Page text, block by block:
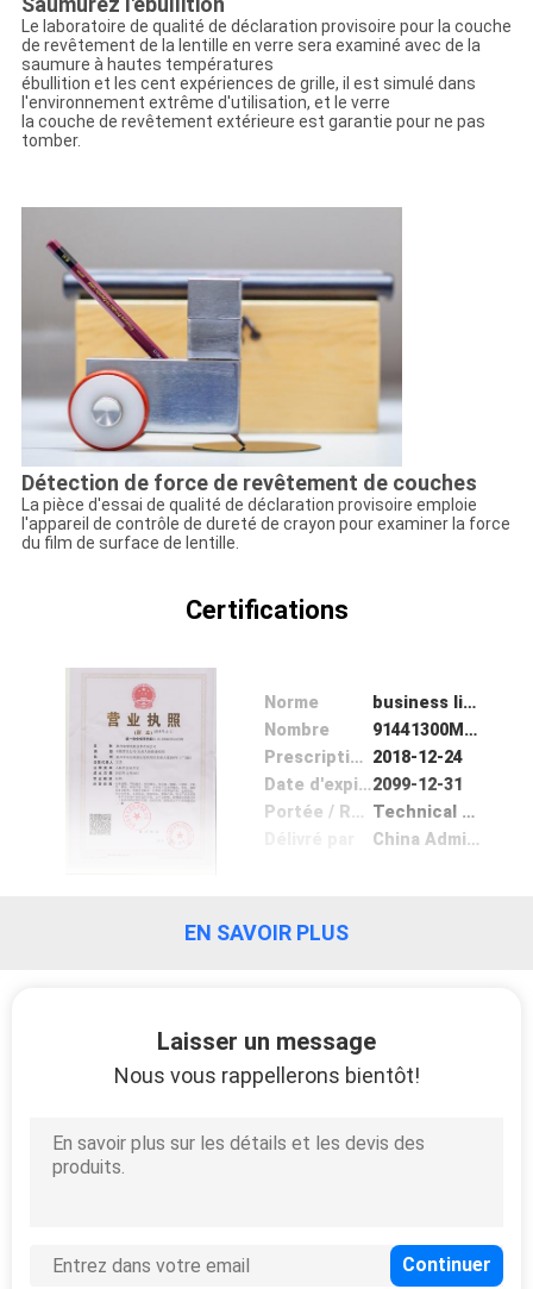
Le laboratoire de qualité de déclaration provisoire pour la couche
de revêtement de la lentille en verre sera examiné avec de la
saumure à hautes températures
ébullition et les cent expériences de grille, il est simulé dans
l'environnement extrême d'utilisation, et le verre
la couche de revêtement extérieure est garantie pour ne pas
tomber.
Détection de force de revêtement de couches
La pièce d'essai de qualité de déclaration provisoire emploie
l'appareil de contrôle de dureté de crayon pour examiner la force
du film de surface de lentille.
Certifications
Norme
business license
Nombre
91441300MA4UL4U83Y
Prescription Date 2018-12-24
Date d'expiration2099-12-31
Portée / Range
Technical development, production and sales of optical lenses, optical lenses, modules, photographic equipment and accessories, hardware products, plastic products, and optoelectronic products; import and export of goods and technologies.
China Administration for Industry and Commerce
EN SAVOIR PLUS
Laisser un message
Nous vous rappellerons bientôt!